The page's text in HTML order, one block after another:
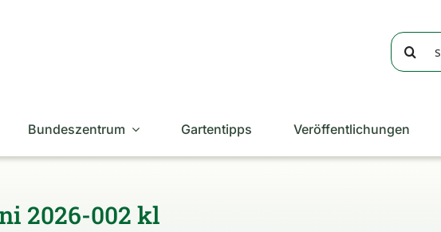
Suche
nach:
Bundeszentrum Gartentipps Veröffentlichungen
2026-002 kl